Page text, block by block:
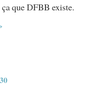
ça que DFBB existe.